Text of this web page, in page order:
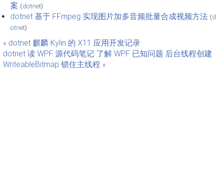
案 (dotnet)
dotnet 基于 FFmpeg 实现图片加多音频批量合成视频方法 (d
otnet)
« dotnet 麒麟 Kylin 的 X11 应用开发记录
dotnet 读 WPF 源代码笔记 了解 WPF 已知问题 后台线程创建
WriteableBitmap 锁住主线程 »